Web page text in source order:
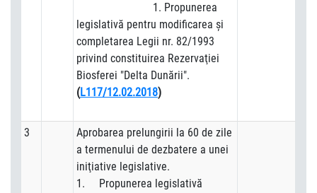
1. Propunerea
legislativă pentru modificarea şi
completarea Legii nr. 82/1993
privind constituirea Rezervaţiei
Biosferei "Delta Dunării".
(L117/12.02.2018)
3
Aprobarea prelungirii la 60 de zile
a termenului de dezbatere a unei
iniţiative legislative.
1. Propunerea legislativă